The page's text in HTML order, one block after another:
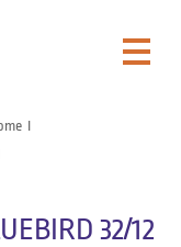
32/12